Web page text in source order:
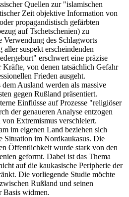
Quellen zur "islamischen
Zeit objektive Information von
propagandistisch gefärbten
auf Tschetschenien) zu
Verwendung des Schlagworts
suspekt erscheindenden
erschwert eine präzise
von denen tatsächlich Gefahr
Frieden ausgeht.
Ausland werden als massive
gegen Rußland präsentiert.
Einflüsse auf Prozesse "religiöser
der genaueren Analyse entzogen
Extremismus verschleiert.
im eigenen Land beziehen sich
Situation im Nordkaukasus. Die
Öffentlichkeit wurde stark von den
geformt. Dabei ist das Thema
auf die kaukasische Peripherie der
Die vorliegende Studie möchte
Rußland und seinen
Basis widmen.